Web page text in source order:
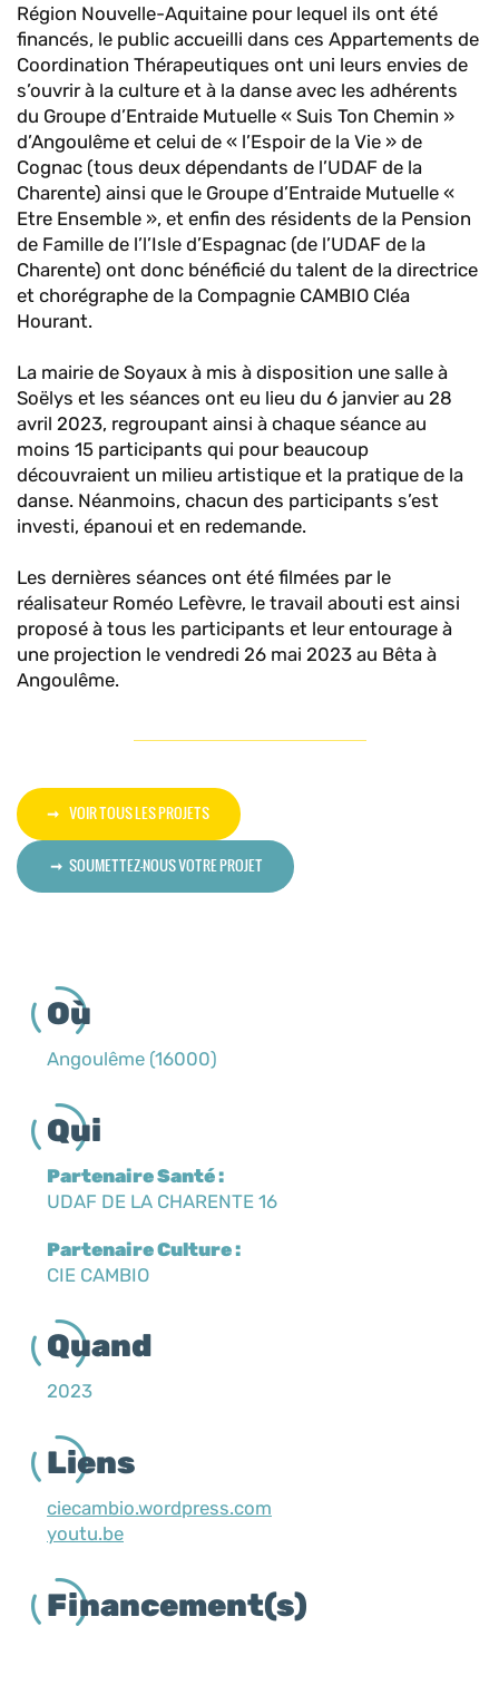
Région Nouvelle-Aquitaine pour lequel ils ont été
financés, le public accueilli dans ces Appartements de
Coordination Thérapeutiques ont uni leurs envies de
s’ouvrir à la culture et à la danse avec les adhérents
du Groupe d’Entraide Mutuelle « Suis Ton Chemin »
d’Angoulême et celui de « l’Espoir de la Vie » de
Cognac (tous deux dépendants de l’UDAF de la
Charente) ainsi que le Groupe d’Entraide Mutuelle «
Etre Ensemble », et enfin des résidents de la Pension
de Famille de l’l’Isle d’Espagnac (de l’UDAF de la
Charente) ont donc bénéficié du talent de la directrice
et chorégraphe de la Compagnie CAMBIO Cléa
Hourant.
La mairie de Soyaux à mis à disposition une salle à
Soëlys et les séances ont eu lieu du 6 janvier au 28
avril 2023, regroupant ainsi à chaque séance au
moins 15 participants qui pour beaucoup
découvraient un milieu artistique et la pratique de la
danse. Néanmoins, chacun des participants s’est
investi, épanoui et en redemande.
Les dernières séances ont été filmées par le
réalisateur Roméo Lefèvre, le travail abouti est ainsi
proposé à tous les participants et leur entourage à
une projection le vendredi 26 mai 2023 au Bêta à
Angoulême.
VOIR TOUS LES PROJETS
SOUMETTEZ-NOUS VOTRE PROJET
Où
Angoulême (16000)
Qui
Partenaire Santé :
UDAF DE LA CHARENTE 16
Partenaire Culture :
CIE CAMBIO
Quand
2023
Liens
ciecambio.wordpress.com
youtu.be
Financement(s)